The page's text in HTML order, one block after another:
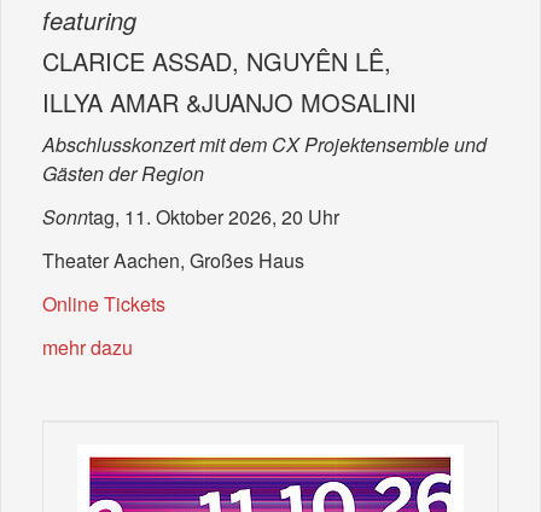
featuring
CLARICE ASSAD, NGUYÊN LÊ,
ILLYA AMAR &JUANJO MOSALINI
Abschlusskonzert mit dem CX Projektensemble und
Gästen der Region
Sonntag, 11. Oktober 2026, 20 Uhr
Theater Aachen, Großes Haus
Online Tickets
mehr dazu